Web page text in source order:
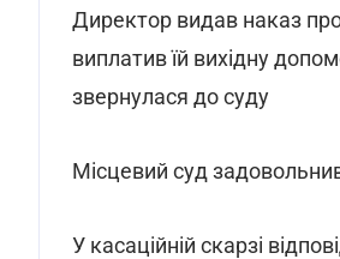
Директор видав наказ
виплатив їй вихідну
звернулася до суду
Місцевий суд
У касаційній скарзі